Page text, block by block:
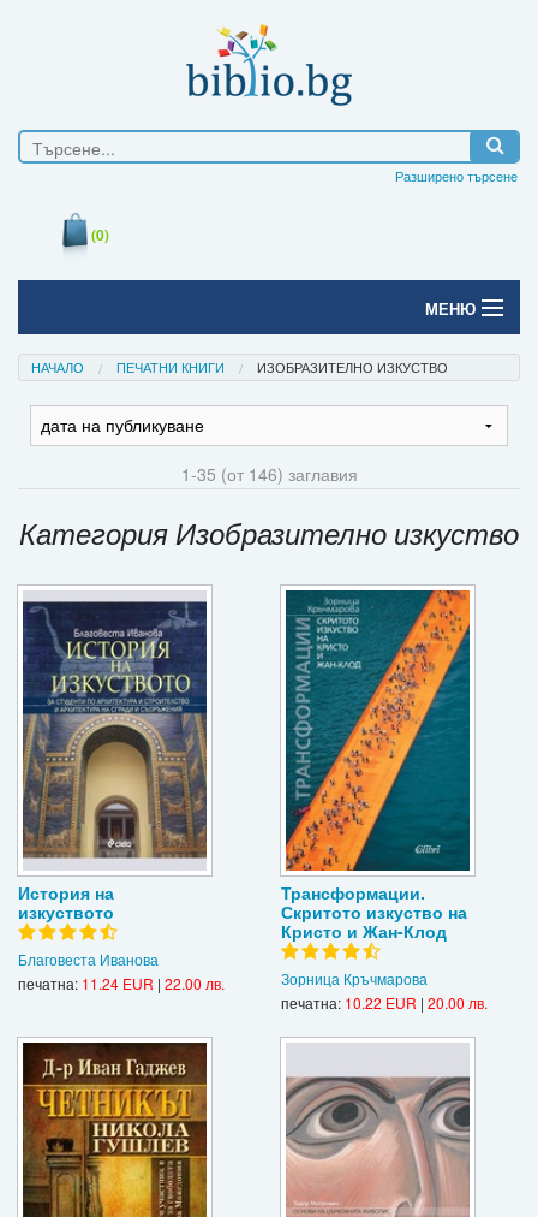
Разширено търсене
(0)
МЕНЮ
Начало
Печатни книги
Е-списания
Подаръци
Ваучери
Промоции
Контакти
Вход
Регистрация
НАЧАЛО ПЕЧАТНИ КНИГИ ИЗОБРАЗИТЕЛНО ИЗКУСТВО
1-35 (от 146) заглавия
Категория Изобразително изкуство
История на
изкуството
Благовеста Иванова
печатна: 11.24 EUR | 22.00 лв.
Трансформации.
Скритото изкуство на
Кристо и Жан-Клод
Зорница Кръчмарова
печатна: 10.22 EUR | 20.00 лв.